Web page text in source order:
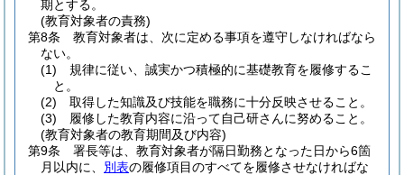
期とする。
(教育対象者の責務)
第8条
教育対象者は、次に定める事項を遵守しなければなら
ない。
(1)
規律に従い、誠実かつ積極的に基礎教育を履修するこ
と。
(2)
取得した知識及び技能を職務に十分反映させること。
(3)
履修した教育内容に沿って自己研さんに努めること。
(教育対象者の教育期間及び内容)
第9条
署長等は、教育対象者が隔日勤務となった日から6箇
月以内に、 別表の履修項目のすべてを履修させなければな